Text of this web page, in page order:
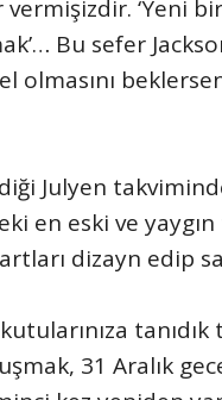
‘Yeni
Bu sefer
olmasını
Julyen
en eski ve
dizayn edip
tanıdık
31 Aralık